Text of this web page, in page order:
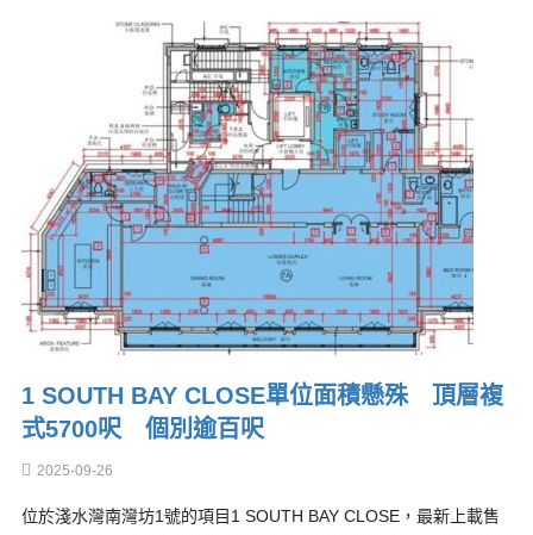
1 SOUTH BAY CLOSE單位面積懸殊 頂層複
式5700呎 個別逾百呎
2025-09-26
位於淺水灣南灣坊1號的項目1 SOUTH BAY CLOSE，最新上載售